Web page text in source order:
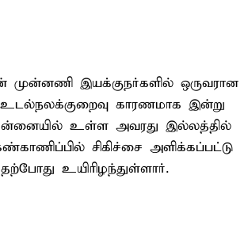
முன்னணி இயக்குநர்களில் ஒருவரான
உடல்நலக்குறைவு காரணமாக இன்று
உள்ள அவரது இல்லத்தில்
சிகிச்சை அளிக்கப்பட்டு
உயிரிழந்துள்ளார்.